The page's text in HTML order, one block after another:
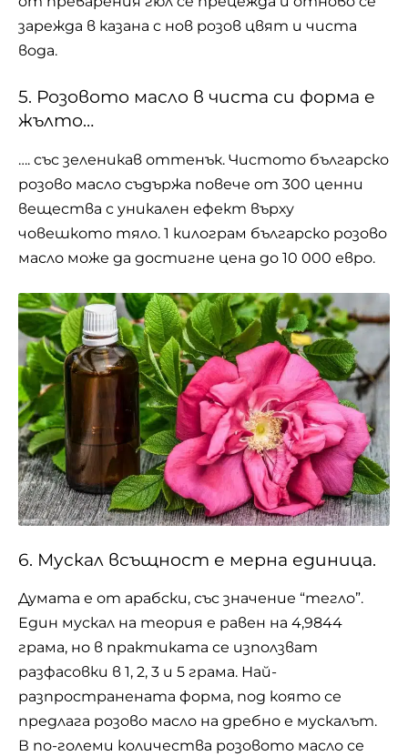
зaрeждa в кaзaнa c нoв рoзoв цвят и чиcтa
вoдa.
5. Розовото масло в чиста си форма e
жълто…
…. със зеленикав оттенък. Чистото българско
розово масло съдържа повече от 300 ценни
вещества с уникален ефект върху
човешкото тяло. 1 килограм българско розово
масло може да достигне цена до 10 000 евро.
6. Мускал всъщност е мерна единица.
Думата е от арабски, със значение “тегло”.
Един мускал на теория е равен на 4,9844
грама, но в практиката се използват
разфасовки в 1, 2, 3 и 5 грама. Най-
разпространената форма, под която се
предлага розово масло на дребно е мускалът.
В по-големи количества розовото масло се